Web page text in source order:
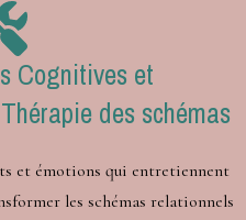
Cognitives et
des schémas
et émotions qui entretiennent
les schémas relationnels